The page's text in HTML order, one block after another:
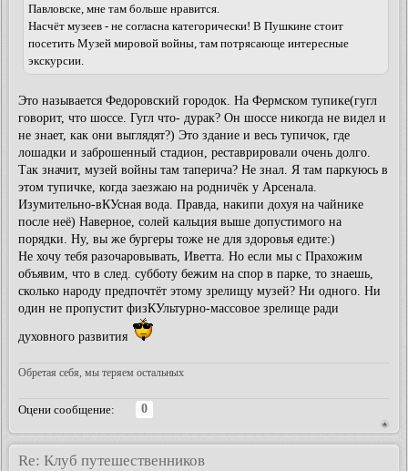
Павловске, мне там больше нравится.
Насчёт музеев - не согласна категорически! В Пушкине стоит
посетить Музей мировой войны, там потрясающе интересные
экскурсии.
Это называется Федоровский городок. На Фермском тупике(гугл
говорит, что шоссе. Гугл что- дурак? Он шоссе никогда не видел и
не знает, как они выглядят?) Это здание и весь тупичок, где
лошадки и заброшенный стадион, реставрировали очень долго.
Так значит, музей войны там таперича? Не знал. Я там паркуюсь в
этом тупичке, когда заезжаю на родничёк у Арсенала.
Изумительно-вКУсная вода. Правда, накипи дохуя на чайнике
после неё) Наверное, солей кальция выше допустимого на
порядки. Ну, вы же бургеры тоже не для здоровья едите:)
Не хочу тебя разочаровывать, Иветта. Но если мы с Прахожим
объявим, что в след. субботу бежим на спор в парке, то знаешь,
сколько народу предпочтёт этому зрелищу музей? Ни одного. Ни
один не пропустит физКУльтурно-массовое зрелище ради
духовного развития
Обретая себя, мы теряем остальных
Оцени сообщение:
0
Re: Клуб путешественников